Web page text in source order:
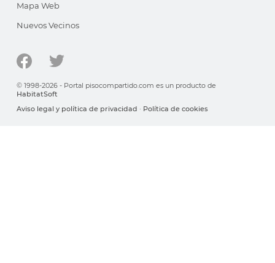
Mapa Web
Nuevos Vecinos
© 1998-2026 - Portal pisocompartido.com es un producto de
HabitatSoft
Aviso legal y política de privacidad · Política de cookies